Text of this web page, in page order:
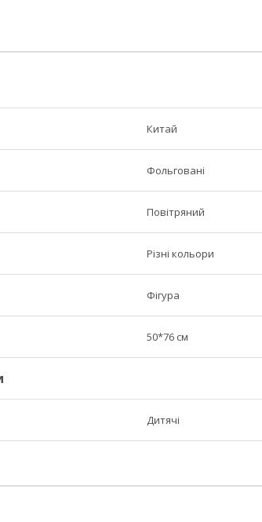
Китай
Фольговані
Повітряний
Різні кольори
Фігура
50*76 см
Дитячі